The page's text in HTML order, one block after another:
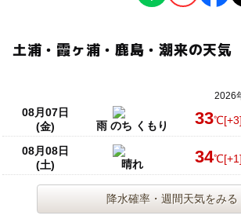
土浦・霞ヶ浦・鹿島・潮来の天気
2026
08月07日
(金)
雨 のち くもり 33℃[+3]
08月08日
(土)
晴れ 34℃[+1]
降水確率・週間天気をみる